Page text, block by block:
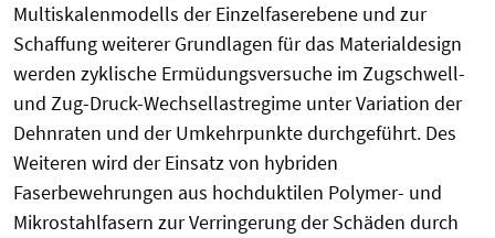
Multiskalenmodells der Einzelfaserebene und zur
Schaffung weiterer Grundlagen für das Materialdesign
werden zyklische Ermüdungsversuche im Zugschwell-
und Zug-Druck-Wechsellastregime unter Variation der
Dehnraten und der Umkehrpunkte durchgeführt. Des
Weiteren wird der Einsatz von hybriden
Faserbewehrungen aus hochduktilen Polymer- und
Mikrostahlfasern zur Verringerung der Schäden durch